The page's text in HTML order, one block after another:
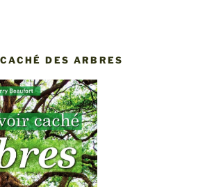
DES ARBRES